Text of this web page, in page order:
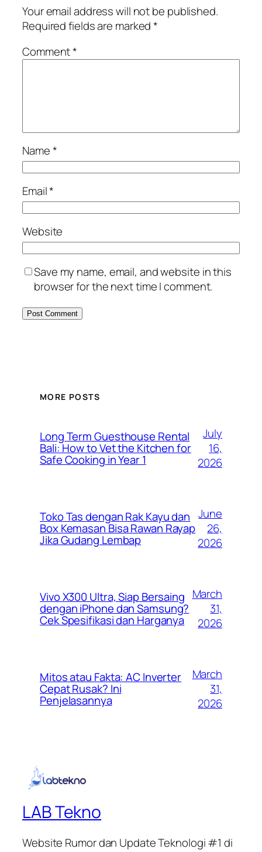
Your email address will not be published.
Required fields are marked*
Comment*
Name*
Email*
Website
Save my name, email, and website in this
browser for the next time I comment.
MORE POSTS
Long Term Guesthouse Rental
Bali: How to Vet the Kitchen for
Safe Cooking in Year 1
July
16,
2026
Toko Tas dengan Rak Kayu dan
Box Kemasan Bisa Rawan Rayap
Jika Gudang Lembap
June
26,
2026
Vivo X300 Ultra, Siap Bersaing
dengan iPhone dan Samsung?
Cek Spesifikasi dan Harganya
March
31,
2026
Mitos atau Fakta: AC Inverter
Cepat Rusak? Ini
Penjelasannya
March
31,
2026
LAB Tekno
Website Rumor dan Update Teknologi #1 di